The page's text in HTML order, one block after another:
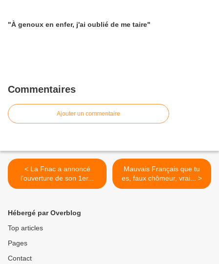
"À genoux en enfer, j'ai oublié de me taire"
Commentaires
Ajouter un commentaire
< La Fnac a annoncé
l’ouverture de son 1er...
Mauvais Français que tu
es, faux chômeur, vrai... >
Hébergé par Overblog
Top articles
Pages
Contact